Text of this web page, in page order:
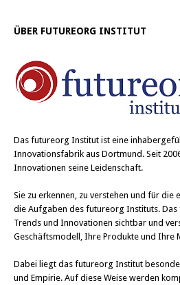
ÜBER FUTUREORG INSTITUT
Das futureorg Institut ist eine
Innovationsfabrik aus Dortmund. Seit
Innovationen seine Leidenschaft.
Sie zu erkennen, zu verstehen und für die
die Aufgaben des futureorg Instituts.
Trends und Innovationen sichtbar und
Geschäftsmodell, Ihre Produkte und Ihre
Dabei liegt das futureorg Institut
und Empirie. Auf diese Weise werden